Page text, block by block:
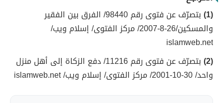
(1)
بتصرّف عن فتوى رقم 98440/ الفرق بين الفقير
والمسكين/26-8-2007/ مركز الفتوى/ إسلام ويب/
islamweb.net
(2)
بتصرّف عن فتوى رقم 11216/ دفع الزكاة إلى أهل منزل
واحد/ 30-10-2001/ مركز الفتوى/ إسلام ويب/ islamweb.net